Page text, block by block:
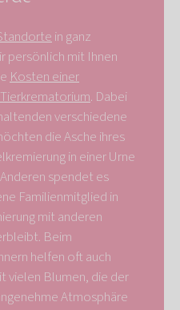
in ganz
persönlich mit Ihnen
Kosten einer
. Dabei
verschiedene
die Asche ihres
in einer Urne
spendet es
Familienmitglied in
mit anderen
Beim
helfen oft auch
vielen Blumen, die der
Atmosphäre